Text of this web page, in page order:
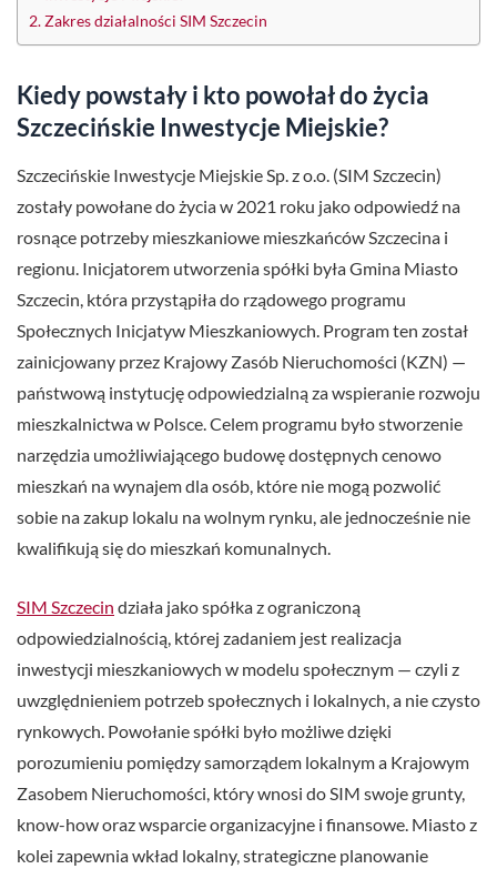
Zakres działalności SIM Szczecin
Kiedy powstały i kto powołał do życia
Szczecińskie Inwestycje Miejskie?
Szczecińskie Inwestycje Miejskie Sp. z o.o. (SIM Szczecin)
zostały powołane do życia w 2021 roku jako odpowiedź na
rosnące potrzeby mieszkaniowe mieszkańców Szczecina i
regionu. Inicjatorem utworzenia spółki była Gmina Miasto
Szczecin, która przystąpiła do rządowego programu
Społecznych Inicjatyw Mieszkaniowych. Program ten został
zainicjowany przez Krajowy Zasób Nieruchomości (KZN) —
państwową instytucję odpowiedzialną za wspieranie rozwoju
mieszkalnictwa w Polsce. Celem programu było stworzenie
narzędzia umożliwiającego budowę dostępnych cenowo
mieszkań na wynajem dla osób, które nie mogą pozwolić
sobie na zakup lokalu na wolnym rynku, ale jednocześnie nie
kwalifikują się do mieszkań komunalnych.
SIM Szczecin działa jako spółka z ograniczoną
odpowiedzialnością, której zadaniem jest realizacja
inwestycji mieszkaniowych w modelu społecznym — czyli z
uwzględnieniem potrzeb społecznych i lokalnych, a nie czysto
rynkowych. Powołanie spółki było możliwe dzięki
porozumieniu pomiędzy samorządem lokalnym a Krajowym
Zasobem Nieruchomości, który wnosi do SIM swoje grunty,
know-how oraz wsparcie organizacyjne i finansowe. Miasto z
kolei zapewnia wkład lokalny, strategiczne planowanie